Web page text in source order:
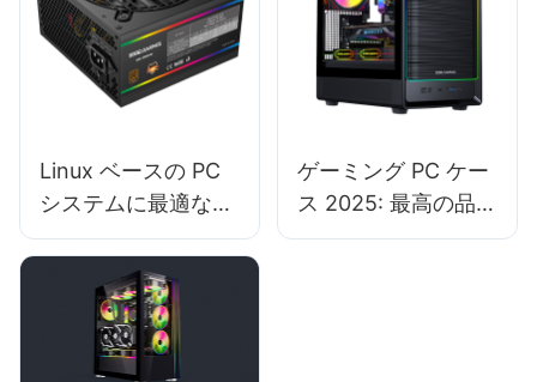
Linux ベースの PC
システムに最適な
PC 電源は何ですか?
ゲーミング PC ケー
ス 2025: 最高の品質
とデザインを提供す